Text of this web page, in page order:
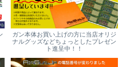
ガン本体お買い上げの方に当店オリジ
ナルグッズなどちょっとしたプレゼン
ト進呈中！！